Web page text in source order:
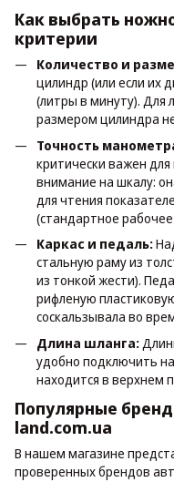
Как выбрать
критерии
Количество и
цилиндр (или если их
(литры в минуту). Для
размером цилиндра
Точность
критически важен
внимание на шкалу:
для чтения
(стандартное
Каркас и педаль:
стальную раму из
из тонкой жести).
рифленую
соскальзывала во
Длина шланга:
удобно подключить
находится в верхнем
Популярные
land.com.ua
В нашем магазине
проверенных брендов